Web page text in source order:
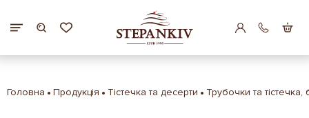
Головна Продукція Тістечка та десерти Трубочки та тістечка,